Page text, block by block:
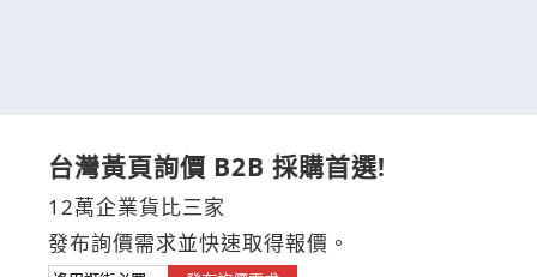
台灣黃頁詢價 B2B 採購首選!
12萬企業貨比三家
發布詢價需求並快速取得報價。